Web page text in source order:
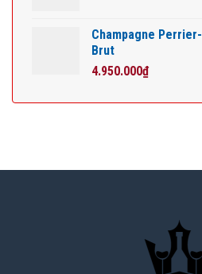
Champagne
Brut
4.950.000₫